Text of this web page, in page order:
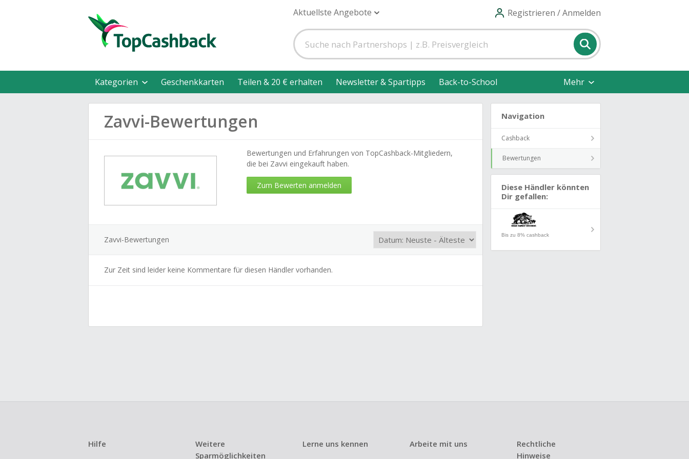
Aktuellste Angebote Registrieren / Anmelden
Kategorien Geschenkkarten Teilen & 20 € erhalten Newsletter & Spartipps Back-to-School Mehr
Zavvi-Bewertungen
Bewertungen und Erfahrungen von TopCashback-Mitgliedern,
die bei Zavvi eingekauft haben.
Zum Bewerten anmelden
Zavvi-Bewertungen
Zur Zeit sind leider keine Kommentare für diesen Händler vorhanden.
Navigation
Cashback
Bewertungen
Diese Händler könnten
Dir gefallen:
Bis zu 8% cashback
Hilfe
Weitere
Sparmöglichkeiten
Lerne uns kennen Arbeite mit uns
Rechtliche
Hinweise